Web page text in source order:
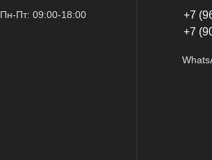
Пн-Пт: 09:00-18:00
+7
+7